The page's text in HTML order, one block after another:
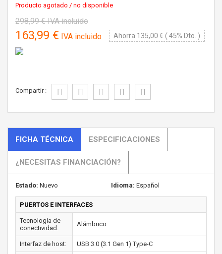
Producto agotado / no disponible
298,99 €IVA incluido
163,99 € IVA incluido Ahorra 135,00 € ( 45% Dto. )
Compartir :
FICHA TÉCNICA ESPECIFICACIONES
¿NECESITAS FINANCIACIÓN?
Estado: Nuevo Idioma: Español
PUERTOS E INTERFACES
Tecnología de
conectividad:
Alámbrico
Interfaz de host: USB 3.0 (3.1 Gen 1) Type-C